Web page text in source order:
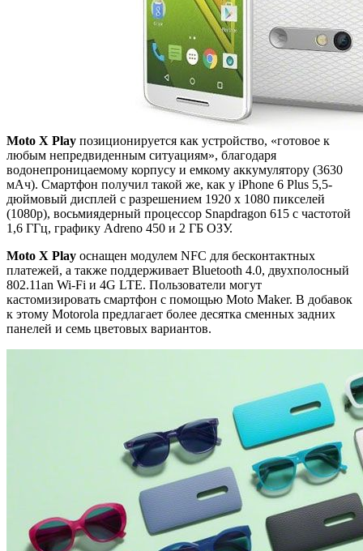
Moto X Play позиционируется как устройство, «готовое к
любым непредвиденным ситуациям», благодаря
водонепроницаемому корпусу и емкому аккумулятору (3630
мАч). Смартфон получил такой же, как у iPhone 6 Plus 5,5-
дюймовый дисплей с разрешением 1920 х 1080 пикселей
(1080p), восьмиядерный процессор Snapdragon 615 с частотой
1,6 ГГц, графику Adreno 450 и 2 ГБ ОЗУ.
Moto X Play оснащен модулем NFC для бесконтактных
платежей, а также поддерживает Bluetooth 4.0, двухполосный
802.11an Wi-Fi и 4G LTE. Пользователи могут
кастомизировать смартфон с помощью Moto Maker. В добавок
к этому Motorola предлагает более десятка сменных задних
панелей и семь цветовых вариантов.